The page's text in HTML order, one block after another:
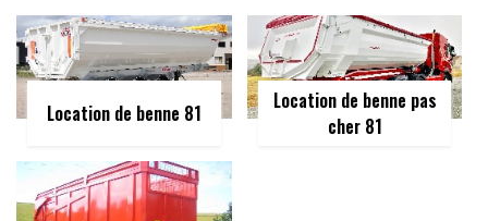
Location de benne 81
Location de benne pas
cher 81